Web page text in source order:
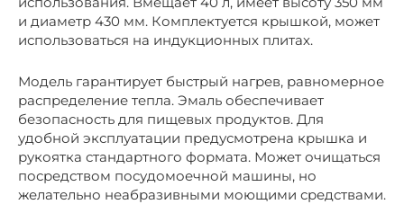
и диаметр 430 мм. Комплектуется крышкой, может
использоваться на индукционных плитах.
Модель гарантирует быстрый нагрев, равномерное
распределение тепла. Эмаль обеспечивает
безопасность для пищевых продуктов. Для
удобной эксплуатации предусмотрена крышка и
рукоятка стандартного формата. Может очищаться
посредством посудомоечной машины, но
желательно неабразивными моющими средствами.